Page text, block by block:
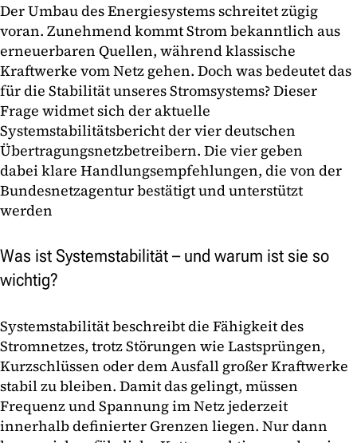
Der Umbau des Energiesystems schreitet zügig
voran. Zunehmend kommt Strom bekanntlich aus
erneuerbaren Quellen, während klassische
Kraftwerke vom Netz gehen. Doch was bedeutet das
für die Stabilität unseres Stromsystems? Dieser
Frage widmet sich der aktuelle
Systemstabilitätsbericht der vier deutschen
Übertragungsnetzbetreibern. Die vier geben
dabei klare Handlungsempfehlungen, die von der
Bundesnetzagentur bestätigt und unterstützt
werden
Was ist Systemstabilität – und warum ist sie so
wichtig?
Systemstabilität beschreibt die Fähigkeit des
Stromnetzes, trotz Störungen wie Lastsprüngen,
Kurzschlüssen oder dem Ausfall großer Kraftwerke
stabil zu bleiben. Damit das gelingt, müssen
Frequenz und Spannung im Netz jederzeit
innerhalb definierter Grenzen liegen. Nur dann